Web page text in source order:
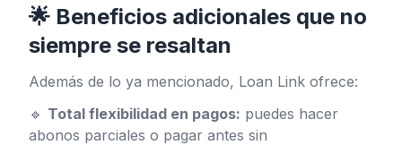
🌟 Beneficios adicionales que no
siempre se resaltan
Además de lo ya mencionado, Loan Link ofrece:
🔹 Total flexibilidad en pagos: puedes hacer
abonos parciales o pagar antes sin